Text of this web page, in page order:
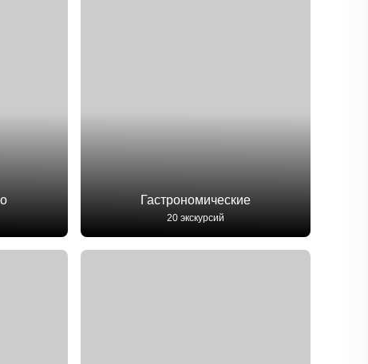
Гастрономические
20 экскурсий